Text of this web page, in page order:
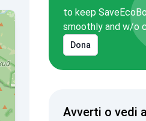
to keep
smoothly and w/o
Dona
Avverti o vedi